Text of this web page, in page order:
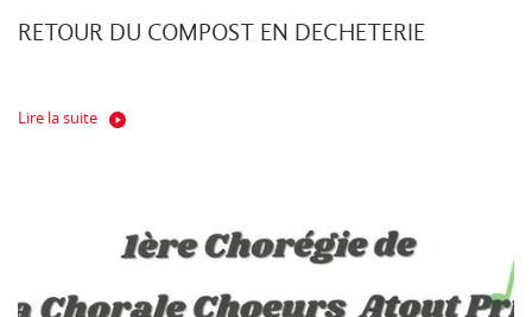
RETOUR DU COMPOST EN DECHETERIE
Lire la suite